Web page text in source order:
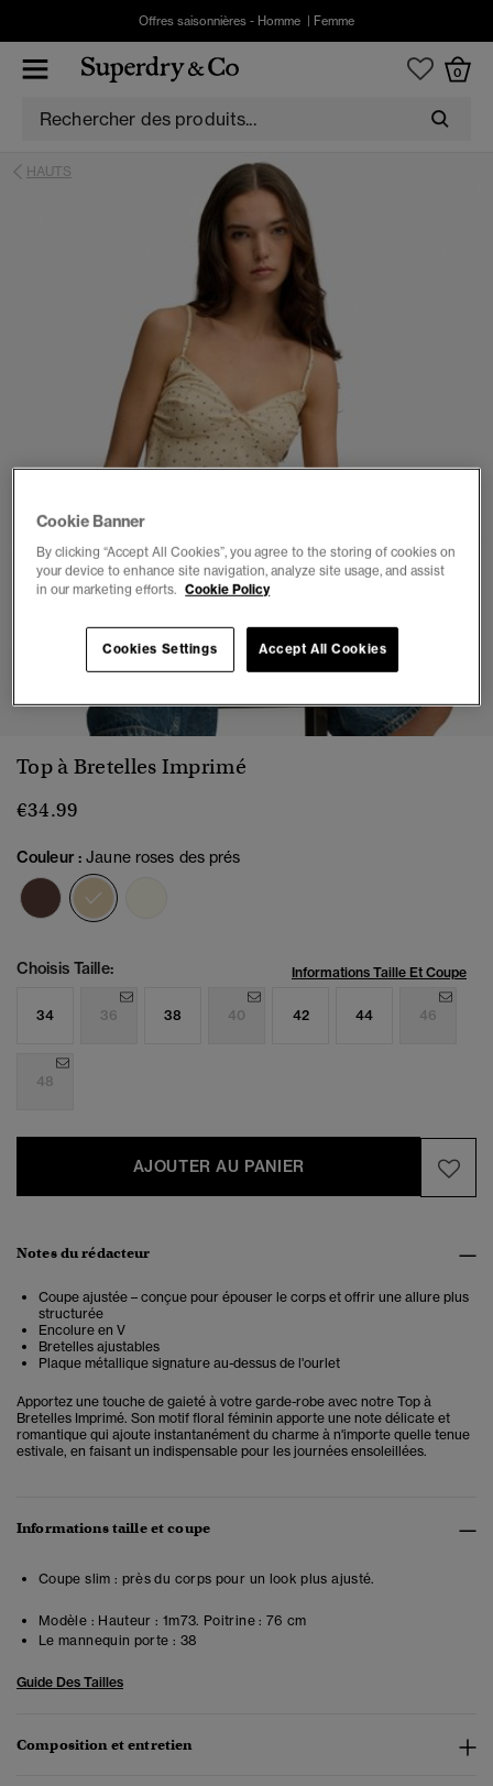
Offres saisonnières - Homme Femme
0
HAUTS
1 2 3 4 5 6 7
Top à Bretelles Imprimé
€34.99
Couleur :Jaune roses des prés
Choisis Taille: Informations Taille Et Coupe
34 36 38 40 42 44 46
48
AJOUTER AU PANIER
Notes du rédacteur
Coupe ajustée – conçue pour épouser le corps et offrir une allure plus
structurée
Encolure en V
Bretelles ajustables
Plaque métallique signature au-dessus de l'ourlet
Apportez une touche de gaieté à votre garde-robe avec notre Top à
Bretelles Imprimé. Son motif floral féminin apporte une note délicate et
romantique qui ajoute instantanément du charme à n'importe quelle tenue
estivale, en faisant un indispensable pour les journées ensoleillées.
Informations taille et coupe
Coupe slim : près du corps pour un look plus ajusté.
Modèle : Hauteur : 1m73. Poitrine : 76 cm
Le mannequin porte : 38
Guide Des Tailles
Composition et entretien
Cookie Banner
By clicking “Accept All Cookies”, you agree to the storing of cookies on
your device to enhance site navigation, analyze site usage, and assist
in our marketing efforts. Cookie Policy
Cookies Settings Accept All Cookies